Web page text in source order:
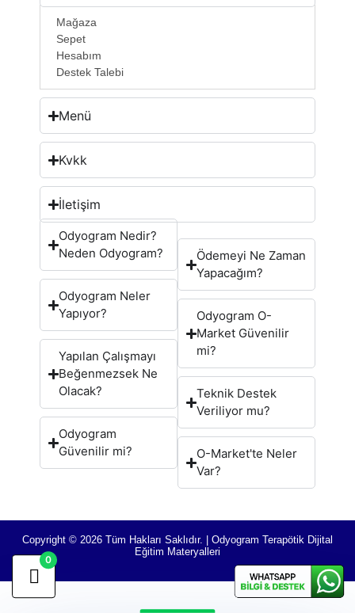
Mağaza
Sepet
Hesabım
Destek Talebi
Menü
Kvkk
İletişim
Odyogram Nedir?
Neden Odyogram?
Odyogram Neler
Yapıyor?
Yapılan Çalışmayı
Beğenmezsek Ne
Olacak?
Odyogram
Güvenilir mi?
Ödemeyi Ne Zaman
Yapacağım?
Odyogram O-
Market Güvenilir
mi?
Teknik Destek
Veriliyor mu?
O-Market'te Neler
Var?
Copyright © 2026 Tüm Hakları Saklıdır. | Odyogram Terapötik Dijital
Eğitim Materyalleri
0